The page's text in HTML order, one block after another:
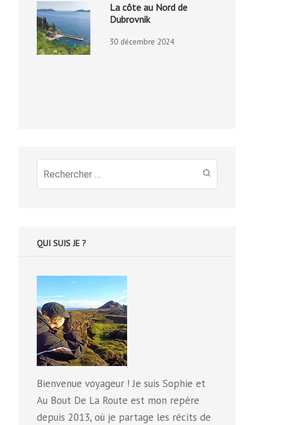
La côte au Nord de
Dubrovnik
30 décembre 2024
Recherche
pour
QUI SUIS JE ?
Bienvenue voyageur ! Je suis Sophie et
Au Bout De La Route est mon repère
depuis 2013, où je partage les récits de